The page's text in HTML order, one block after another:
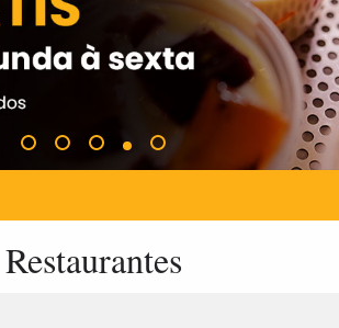
Restaurantes